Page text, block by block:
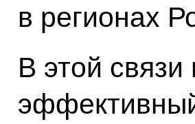
в регионах
В этой